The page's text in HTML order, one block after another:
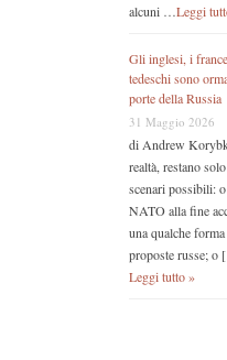
alcuni …Leggi
Gli inglesi, i
tedeschi sono
porte della Russia
31 Maggio 2026
di Andrew
realtà, restano
scenari possibili:
NATO alla fine
una qualche
proposte russe;
Leggi tutto »